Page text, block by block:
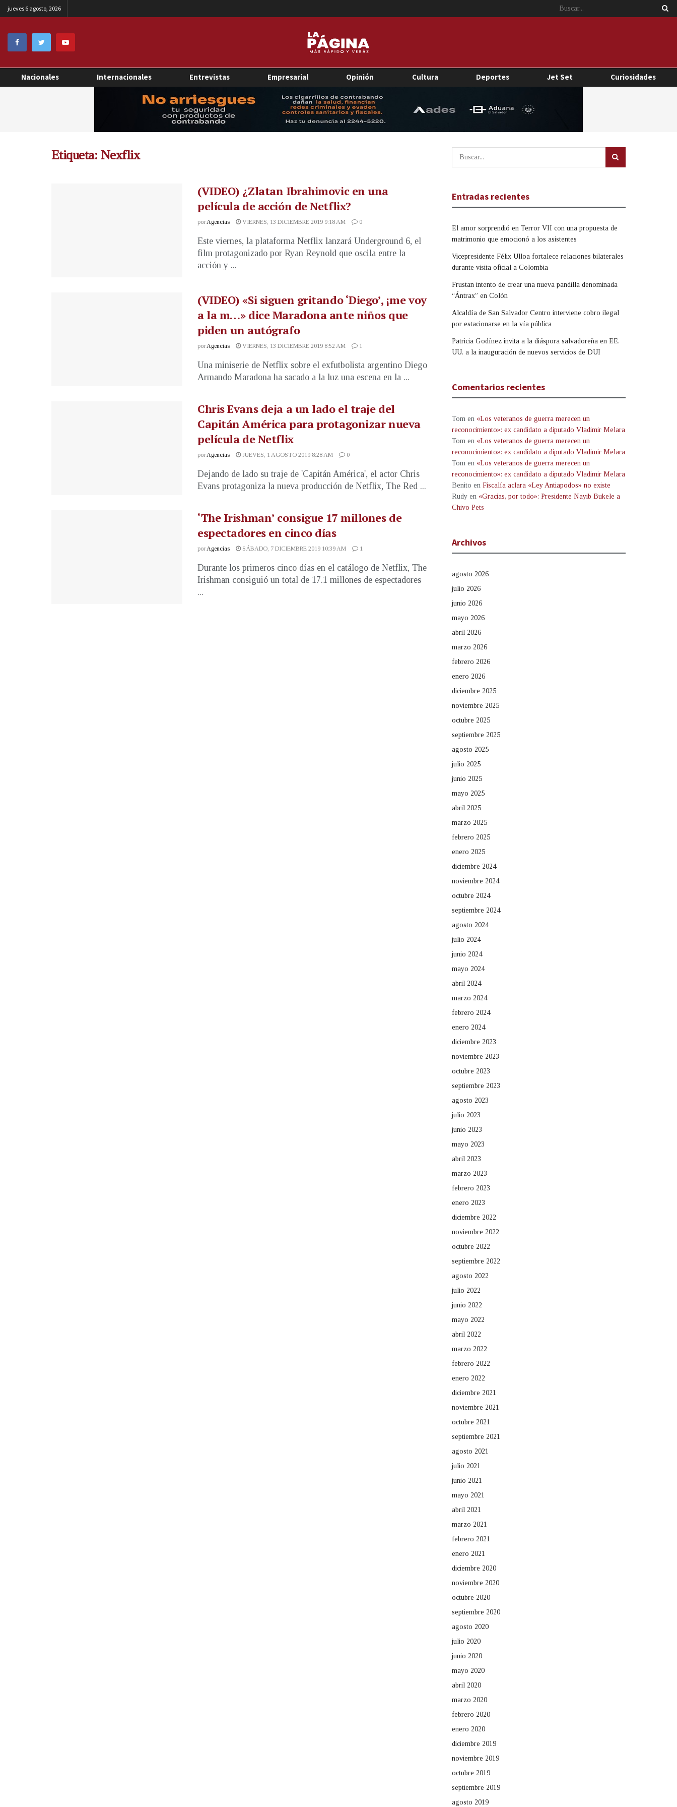
jueves 6 agosto, 2026
Nacionales Internacionales Entrevistas Empresarial Opinión Cultura Deportes Jet Set Curiosidades
Etiqueta: Nexflix
(VIDEO) ¿Zlatan Ibrahimovic en una
película de acción de Netflix?
porAgencias VIERNES, 13 DICIEMBRE 2019 9:18 AM 0
Este viernes, la plataforma Netflix lanzará Underground 6, el
film protagonizado por Ryan Reynold que oscila entre la
acción y ...
(VIDEO) «Si siguen gritando ‘Diego’, ¡me voy
a la m…» dice Maradona ante niños que
piden un autógrafo
porAgencias VIERNES, 13 DICIEMBRE 2019 8:52 AM 1
Una miniserie de Netflix sobre el exfutbolista argentino Diego
Armando Maradona ha sacado a la luz una escena en la ...
Chris Evans deja a un lado el traje del
Capitán América para protagonizar nueva
película de Netflix
por Agencias JUEVES, 1 AGOSTO 2019 8:28 AM 0
Dejando de lado su traje de 'Capitán América', el actor Chris
Evans protagoniza la nueva producción de Netflix, The Red ...
‘The Irishman’ consigue 17 millones de
espectadores en cinco días
por Agencias SÁBADO, 7 DICIEMBRE 2019 10:39 AM 1
Durante los primeros cinco días en el catálogo de Netflix, The
Irishman consiguió un total de 17.1 millones de espectadores
...
Entradas recientes
El amor sorprendió en Terror VII con una propuesta de
matrimonio que emocionó a los asistentes
Vicepresidente Félix Ulloa fortalece relaciones bilaterales
durante visita oficial a Colombia
Frustan intento de crear una nueva pandilla denominada
“Ántrax” en Colón
Alcaldía de San Salvador Centro interviene cobro ilegal
por estacionarse en la vía pública
Patricia Godínez invita a la diáspora salvadoreña en EE.
UU. a la inauguración de nuevos servicios de DUI
Comentarios recientes
Tom en «Los veteranos de guerra merecen un
reconocimiento»: ex candidato a diputado Vladimir Melara
Tom en «Los veteranos de guerra merecen un
reconocimiento»: ex candidato a diputado Vladimir Melara
Tom en «Los veteranos de guerra merecen un
reconocimiento»: ex candidato a diputado Vladimir Melara
Benito en Fiscalía aclara «Ley Antiapodos» no existe
Rudy en «Gracias, por todo»: Presidente Nayib Bukele a
Chivo Pets
Archivos
agosto 2026
julio 2026
junio 2026
mayo 2026
abril 2026
marzo 2026
febrero 2026
enero 2026
diciembre 2025
noviembre 2025
octubre 2025
septiembre 2025
agosto 2025
julio 2025
junio 2025
mayo 2025
abril 2025
marzo 2025
febrero 2025
enero 2025
diciembre 2024
noviembre 2024
octubre 2024
septiembre 2024
agosto 2024
julio 2024
junio 2024
mayo 2024
abril 2024
marzo 2024
febrero 2024
enero 2024
diciembre 2023
noviembre 2023
octubre 2023
septiembre 2023
agosto 2023
julio 2023
junio 2023
mayo 2023
abril 2023
marzo 2023
febrero 2023
enero 2023
diciembre 2022
noviembre 2022
octubre 2022
septiembre 2022
agosto 2022
julio 2022
junio 2022
mayo 2022
abril 2022
marzo 2022
febrero 2022
enero 2022
diciembre 2021
noviembre 2021
octubre 2021
septiembre 2021
agosto 2021
julio 2021
junio 2021
mayo 2021
abril 2021
marzo 2021
febrero 2021
enero 2021
diciembre 2020
noviembre 2020
octubre 2020
septiembre 2020
agosto 2020
julio 2020
junio 2020
mayo 2020
abril 2020
marzo 2020
febrero 2020
enero 2020
diciembre 2019
noviembre 2019
octubre 2019
septiembre 2019
agosto 2019